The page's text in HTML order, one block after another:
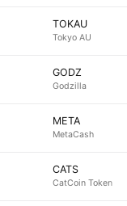
TOKAU
Tokyo AU
GODZ
Godzilla
META
MetaCash
CATS
CatCoin Token